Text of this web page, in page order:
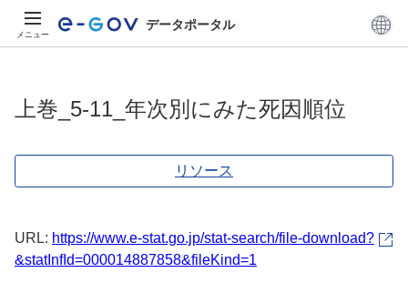
メニュー
データポータル
上巻_5-11_年次別にみた死因順位
リソース
URL: https://www.e-stat.go.jp/stat-search/file-download?
&statInfId=000014887858&fileKind=1